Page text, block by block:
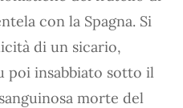
con la Spagna. Si
di un sicario,
poi insabbiato sotto il
morte del